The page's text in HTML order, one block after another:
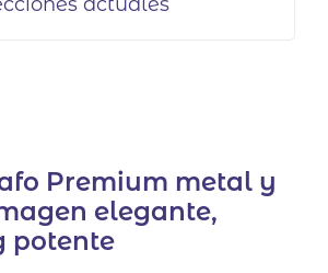
Premium metal y
elegante,
potente